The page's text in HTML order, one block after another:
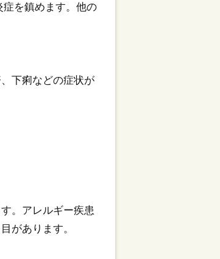
症を鎮めます。他の
下痢などの症状が
。アレルギー疾患
があります。